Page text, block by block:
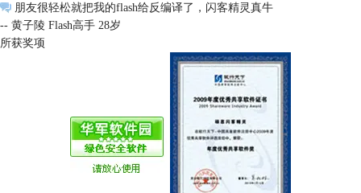
图4：对话框
朋友很轻松就把我的flash给反编译了，闪客精灵真牛
-- 黄子陵 Flash高手 28岁
所获奖项